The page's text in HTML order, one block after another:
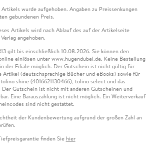
wurde aufgehoben. Angaben zu Preissenkungen
gebundenen Preis.
Artikels wird nach Ablauf des auf der Artikelseite
angehoben.
gilt bis einschließlich 10.08.2026. Sie können den
einlösen unter www.hugendubel.de. Keine Bestellung
der Filiale möglich. Der Gutschein ist nicht gültig für
Artikel (deutschsprachige Bücher und eBooks) sowie für
shine (4016621130466), tolino select und das
Der Gutschein ist nicht mit anderen Gutscheinen und
Eine Barauszahlung ist nicht möglich. Ein Weiterverkauf
sind nicht gestattet.
der Kundenbewertung aufgrund der großen Zahl an
finden Sie hier